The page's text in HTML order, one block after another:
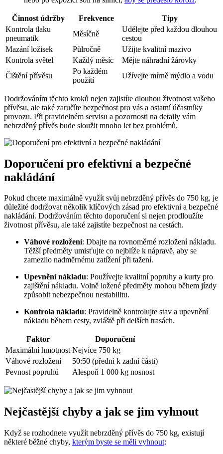
Činnost údržby Frekvence
Tipy
Kontrola tlaku
pneumatik
Měsíčně
Udělejte před každou dlouhou
cestou
Mazání ložisek
Půlročně
Užijte kvalitní mazivo
Kontrola světel
Každý měsíc
Mějte náhradní žárovky
Čištění přívěsu
Po každém
použití
Užívejte mírně mýdlo a vodu
Dodržováním těchto kroků nejen zajistíte dlouhou životnost vašeho
přívěsu, ale také zaručíte bezpečnost pro vás a ostatní účastníky
provozu. Při pravidelném servisu a pozornosti na detaily vám
nebrzděný přívěs bude sloužit mnoho let bez problémů.
Doporučení pro efektivní a bezpečné
nakládání
Pokud chcete maximálně využít svůj nebrzděný přívěs do 750 kg, je
důležité dodržovat několik klíčových zásad pro efektivní a bezpečné
nakládání. Dodržováním těchto doporučení si nejen prodloužíte
životnost přívěsu, ale také zajistíte bezpečnost na cestách.
Váhové rozložení: Dbajte na rovnoměrné rozložení nákladu.
Těžší předměty umisťujte co nejblíže k nápravě, aby se
zamezilo nadměrnému zatížení při tažení.
Upevnění nákladu: Používejte kvalitní popruhy a kurty pro
zajištění nákladu. Volně ložené předměty mohou během jízdy
způsobit nebezpečnou nestabilitu.
Kontrola nákladu: Pravidelně kontrolujte stav a upevnění
nákladu během cesty, zvláště při delších trasách.
Faktor
Doporučení
Maximální hmotnost Nejvíce 750 kg
Váhové rozložení
50:50 (přední k zadní části)
Pevnost popruhů
Alespoň 1 000 kg nosnost
Nejčastější chyby a jak se jim vyhnout
Když se rozhodnete využít nebrzděný přívěs do 750 kg, existují
některé běžné chyby, kterým byste se měli vyhnout: